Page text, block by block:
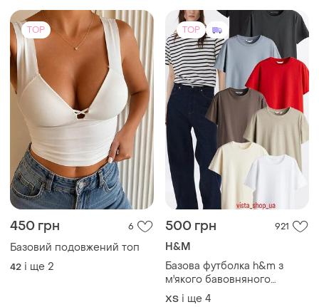
TOP
450 грн 6
Базовий подовжений топ
42 і ще 2
TOP
500 грн 921
H&M
Базова футболка h&m з
м'якого бавовняного
трикотажу
ХS і ще 4